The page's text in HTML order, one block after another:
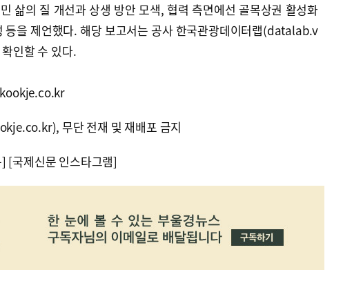
삶의 질 개선과 상생 방안 모색, 협력 측면에선 골목상권 활성화
등을 제언했다. 해당 보고서는 공사 한국관광데이터랩(datalab.v
인할 수 있다.
무단 전재 및 재배포 금지
[국제신문 인스타그램]